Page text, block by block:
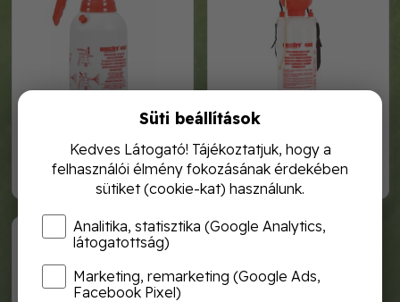
2 690,-
hecht 415v kézi permetező
7 990,-
hecht 408 kézi permetező
HECHT 4500
Süti beállítások
Kedves Látogató! Tájékoztatjuk, hogy a
felhasználói élmény fokozásának érdekében
sütiket (cookie-kat) használunk.
Analitika, statisztika (Google Analytics,
látogatottság)
Marketing, remarketing (Google Ads,
Facebook Pixel)